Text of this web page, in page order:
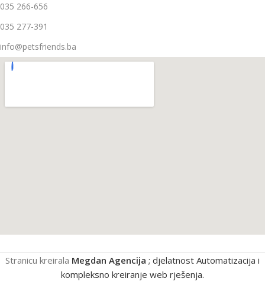
035 266-656
035 277-391
info@petsfriends.ba
Stranicu kreirala Megdan Agencija ; djelatnost Automatizacija i
kompleksno kreiranje web rješenja.